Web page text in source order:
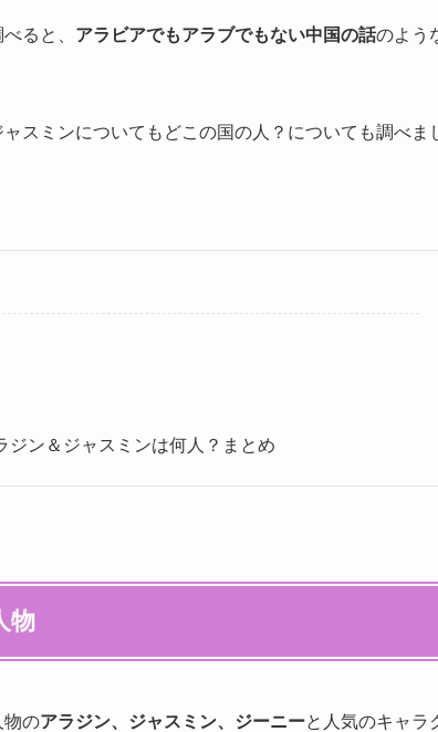
ると、 アラビアでもアラブでもない中国の話のよう
スミンについてもどこの国の人？についても調べま
ジン＆ジャスミンは何人？まとめ
物
物のアラジン、ジャスミン、ジーニーと人気のキャラ